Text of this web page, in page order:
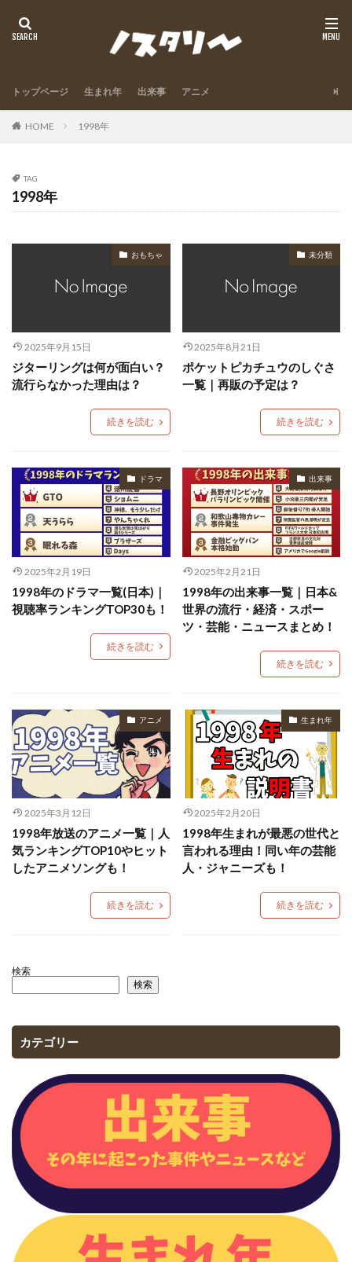
トップページ 生まれ年 出来事 アニメ
HOME 1998年
TAG
1998年
おもちゃ
2025年9月15日
ジターリングは何が面白い？
流行らなかった理由は？
続きを読む
未分類
2025年8月21日
ポケットピカチュウのしぐさ
一覧｜再販の予定は？
続きを読む
ドラマ
2025年2月19日
1998年のドラマ一覧(日本)｜
視聴率ランキングTOP30も！
続きを読む
出来事
2025年2月21日
1998年の出来事一覧｜日本&
世界の流行・経済・スポー
ツ・芸能・ニュースまとめ！
続きを読む
アニメ
2025年3月12日
1998年放送のアニメ一覧｜人
気ランキングTOP10やヒット
したアニメソングも！
続きを読む
生まれ年
2025年2月20日
1998年生まれが最悪の世代と
言われる理由！同い年の芸能
人・ジャニーズも！
続きを読む
検索
検索
カテゴリー